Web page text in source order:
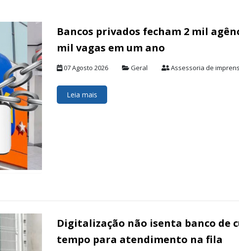
Bancos privados fecham 2 mil
mil vagas em um ano
07 Agosto 2026 Geral Assessoria de
Leia mais
Digitalização não isenta banco de
tempo para atendimento na fila